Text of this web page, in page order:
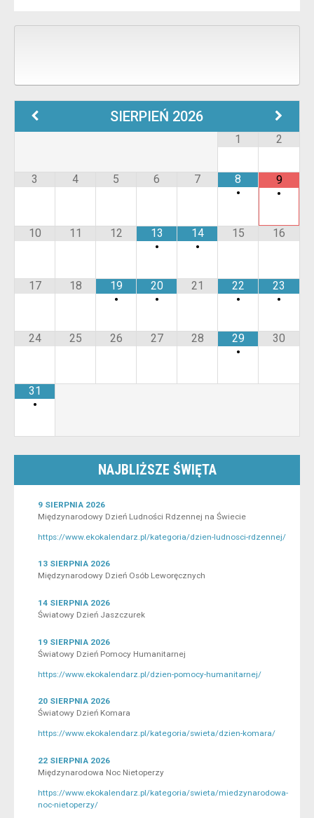
SIERPIEŃ 2026
1 2
3 4 5 6 7
8
•
9
•
10 11 12
13
•
14
•
15 16
17 18
19
•
20
•
21
22
•
23
•
24 25 26 27 28
29
•
30
31
•
NAJBLIŻSZE ŚWIĘTA
9 SIERPNIA 2026
Międzynarodowy Dzień Ludności Rdzennej na Świecie
https://www.ekokalendarz.pl/kategoria/dzien-ludnosci-rdzennej/
13 SIERPNIA 2026
Międzynarodowy Dzień Osób Leworęcznych
14 SIERPNIA 2026
Światowy Dzień Jaszczurek
19 SIERPNIA 2026
Światowy Dzień Pomocy Humanitarnej
https://www.ekokalendarz.pl/dzien-pomocy-humanitarnej/
20 SIERPNIA 2026
Światowy Dzień Komara
https://www.ekokalendarz.pl/kategoria/swieta/dzien-komara/
22 SIERPNIA 2026
Międzynarodowa Noc Nietoperzy
https://www.ekokalendarz.pl/kategoria/swieta/miedzynarodowa-
noc-nietoperzy/